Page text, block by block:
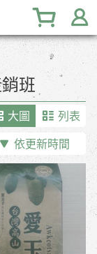
班
依更新時間
大圖 列表